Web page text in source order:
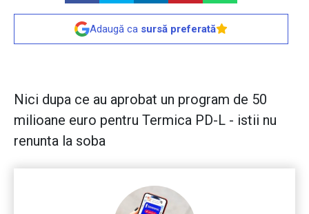
Adaugă ca sursă preferată
Nici dupa ce au aprobat un program de 50
milioane euro pentru Termica PD-L - istii nu
renunta la soba